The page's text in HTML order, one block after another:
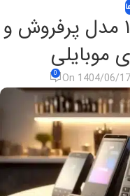
خرید کارتخوان سیار | ۱۴ مدل پرفروش و
موبایلی
On 1404/06/17
0